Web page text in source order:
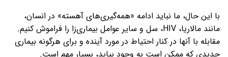
با این حال، ما نباید ادامه «همه‌گیری‌های آهسته» در انسان،
مانند مالاریا، HIV، سل و سایر عوامل بیماری‌زا را فراموش کنیم.
مقابله با آنها در کنار احتیاط در مورد آینده و برای هرگونه بیماری
جدیدی که ممکن است به وجود بیاید، بسیار مهم است.